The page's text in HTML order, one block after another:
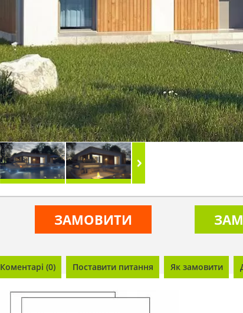
ЗАМОВИТИ
Коментарі (0) Поставити питання Як замовити